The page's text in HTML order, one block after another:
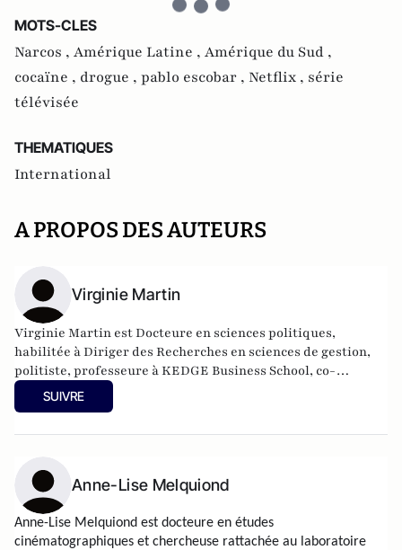
MOTS-CLES
Narcos , Amérique Latine , Amérique du Sud ,
cocaïne , drogue , pablo escobar , Netflix , série
télévisée
THEMATIQUES
International
A PROPOS DES AUTEURS
Virginie Martin
Virginie Martin est Docteure en sciences politiques,
habilitée à Diriger des Recherches en sciences de gestion,
politiste, professeure à KEDGE Business School, co-
responsable du comité scientifique de la Revue Politique et
Parlementaire.
SUIVRE
Anne-Lise Melquiond
Anne-Lise Melquiond est docteure en études
cinématographiques et chercheuse rattachée au laboratoire